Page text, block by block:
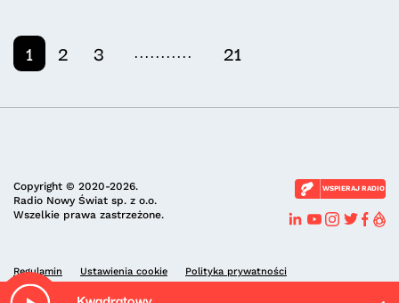
1 2 3 ........... 21
Copyright © 2020-2026.
Radio Nowy Świat sp. z o.o.
Wszelkie prawa zastrzeżone.
WSPIERAJ RADIO
Regulamin Ustawienia cookie Polityka prywatności